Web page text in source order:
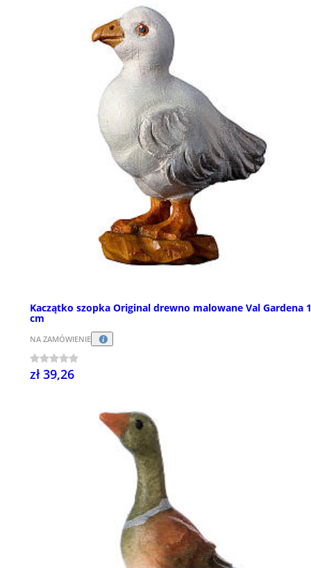
Kaczątko szopka Original drewno malowane Val Gardena
cm
NA ZAMÓWIENIE
zł 39,26